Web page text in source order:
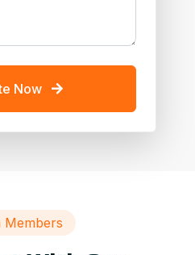
Now
Members